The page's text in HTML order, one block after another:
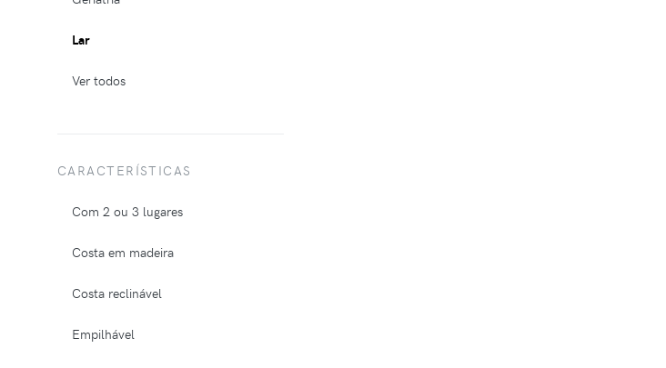
Lar
Ver todos
CARACTERÍSTICAS
Com 2 ou 3 lugares
Costa em madeira
Costa reclinável
Empilhável